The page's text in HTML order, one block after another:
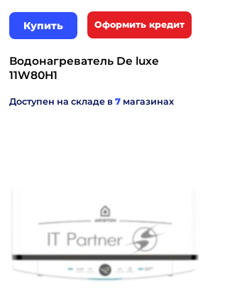
Купить Оформить кредит
Водонагреватель De luxe
11W80H1
Доступен на складе в 7 магазинах